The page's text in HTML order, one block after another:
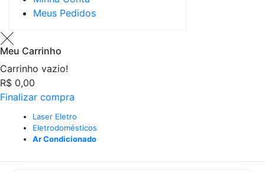
Meus Pedidos
Meu Carrinho
Carrinho vazio!
R$ 0,00
Finalizar compra
Laser Eletro
Eletrodomésticos
Ar Condicionado